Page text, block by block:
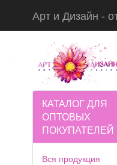
Арт и Дизайн -
КАТАЛОГ ДЛЯ
ОПТОВЫХ
ПОКУПАТЕЛЕЙ
Вся продукция